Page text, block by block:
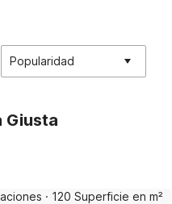
Popularidad
Giusta
· 120 Superficie en m²